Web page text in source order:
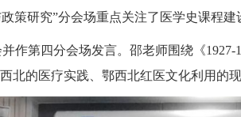
策研究”分会场重点关注了医学史课程
并作第四分会场发言。 邵老师围绕《1927-
北的医疗实践、鄂西北红医文化利用的